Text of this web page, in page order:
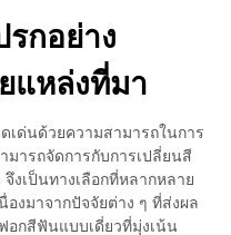
กอย่าง
แหล่งที่มา
ด่นด้วยความสามารถในการ
ารถจัดการกับการเปลี่ยนสี
งเป็นทางเลือกที่หลากหลาย
งมาจากปัจจัยต่าง ๆ ที่ส่งผล
กสีฟันแบบเดี่ยวที่มุ่งเน้น